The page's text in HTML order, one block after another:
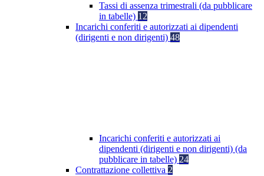
Tassi di assenza trimestrali (da pubblicare
in tabelle) 12
Incarichi conferiti e autorizzati ai dipendenti
(dirigenti e non dirigenti) 48
Incarichi conferiti e autorizzati ai
dipendenti (dirigenti e non dirigenti) (da
pubblicare in tabelle) 24
Contrattazione collettiva 2